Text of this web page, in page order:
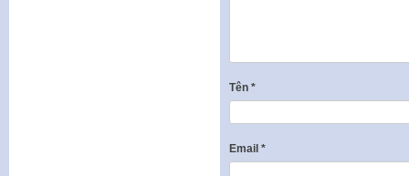
Tên *
Email *